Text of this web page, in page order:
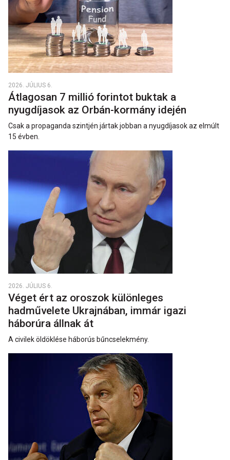
2026. JÚLIUS 6.
Átlagosan 7 millió forintot buktak a
nyugdíjasok az Orbán-kormány idején
Csak a propaganda szintjén jártak jobban a nyugdíjasok az elmúlt
15 évben.
2026. JÚLIUS 6.
Véget ért az oroszok különleges
hadművelete Ukrajnában, immár igazi
háborúra állnak át
A civilek öldöklése háborús bűncselekmény.